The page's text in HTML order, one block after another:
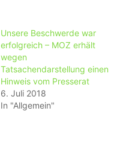
Unsere Beschwerde war
erfolgreich – MOZ erhält
wegen
Tatsachendarstellung einen
Hinweis vom Presserat
6. Juli 2018
In "Allgemein"